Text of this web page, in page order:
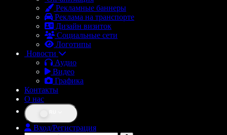
Рекламные баннеры
Реклама на транспорте
Дизайн визиток
Социальные сети
Логотипы
Новости
Аудио
Видео
Графика
Контакты
О нас
Вход/Регистрация